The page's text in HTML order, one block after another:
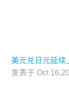
美元兑日元延续
发表于 Oct